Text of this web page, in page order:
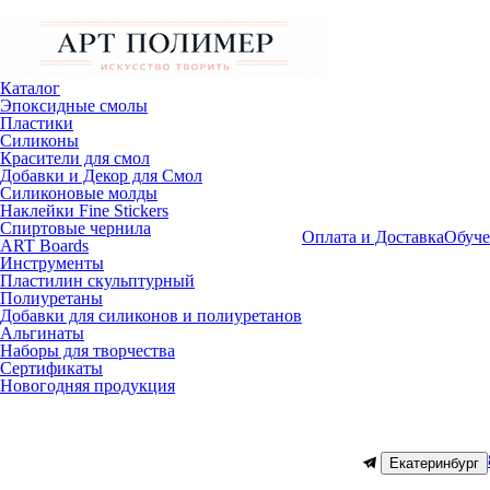
Каталог
Эпоксидные смолы
Пластики
Силиконы
Красители для смол
Добавки и Декор для Смол
Силиконовые молды
Наклейки Fine Stickers
Спиртовые чернила
ART Boards
Инструменты
Пластилин скульптурный
Полиуретаны
Добавки для силиконов и полиуретанов
Альгинаты
Наборы для творчества
Сертификаты
Новогодняя продукция
Оплата и Доставка
Екатеринбург